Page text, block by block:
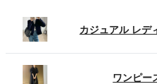
カジュアル レデ
ワンピー